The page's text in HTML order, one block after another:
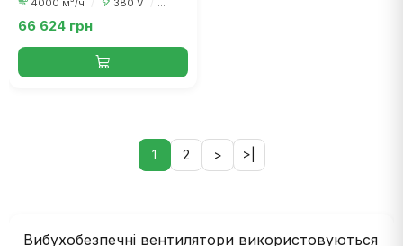
4000 м³/ч
380 V
66 624 грн
1 2 > >|
Вибухобезпечні вентилятори використовуються